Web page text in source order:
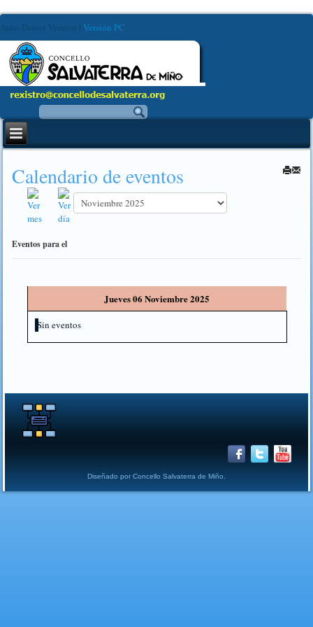
Auto-Detect Version Versión PC
Calendario de eventos
Eventos para el
Jueves 06 Noviembre 2025
Sin eventos
Diseñado por Concello Salvaterra de Miño.